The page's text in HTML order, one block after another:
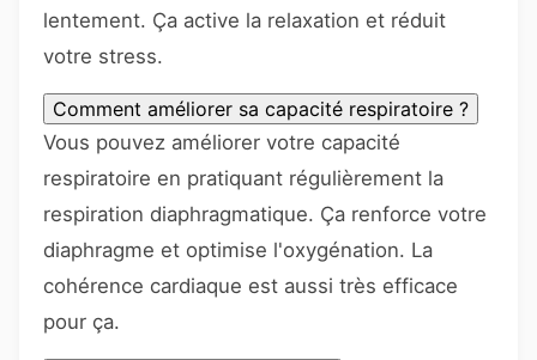
lentement. Ça active la relaxation et réduit
votre stress.
Comment améliorer sa capacité respiratoire ?
Vous pouvez améliorer votre capacité
respiratoire en pratiquant régulièrement la
respiration diaphragmatique. Ça renforce votre
diaphragme et optimise l'oxygénation. La
cohérence cardiaque est aussi très efficace
pour ça.